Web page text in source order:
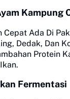
Kampung
Cepat Ada Di
Dedak, Dan
Protein
Fermentasi